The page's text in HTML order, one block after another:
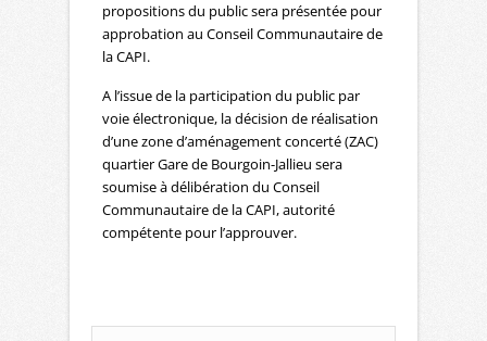
propositions du public sera présentée pour
approbation au Conseil Communautaire de
la CAPI.
A l’issue de la participation du public par
voie électronique, la décision de réalisation
d’une zone d’aménagement concerté (ZAC)
quartier Gare de Bourgoin-Jallieu sera
soumise à délibération du Conseil
Communautaire de la CAPI, autorité
compétente pour l’approuver.